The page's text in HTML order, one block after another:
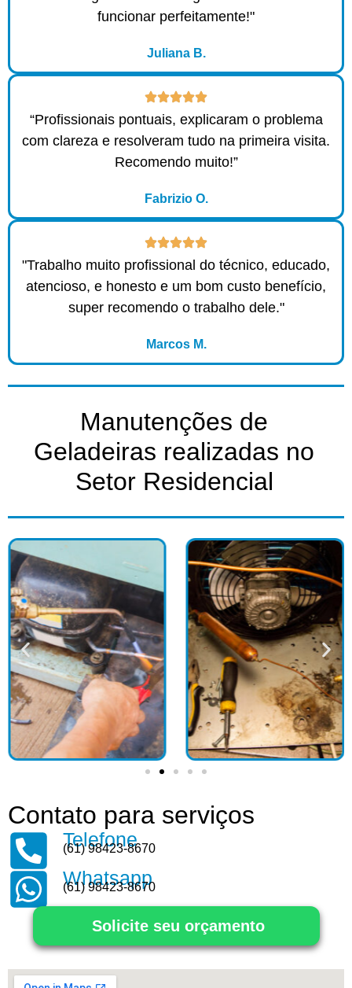
funcionar perfeitamente!"
Juliana B.
“Profissionais pontuais, explicaram o problema
com clareza e resolveram tudo na primeira visita.
Recomendo muito!”
Fabrizio O.
"Trabalho muito profissional do técnico, educado,
atencioso, e honesto e um bom custo benefício,
super recomendo o trabalho dele."
Marcos M.
Manutenções de
Geladeiras realizadas no
Setor Residencial​
Contato para serviços
Telefone
(61) 98423-8670
Whatsapp
(61) 98423-8670
Solicite seu orçamento